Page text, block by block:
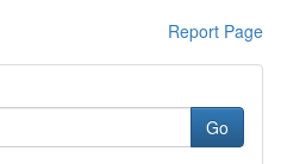
Report Page
Go